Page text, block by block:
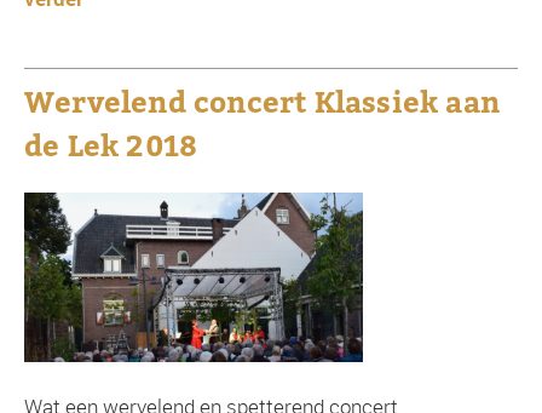
Wervelend concert Klassiek aan
de Lek 2018
Wat een wervelend en spetterend concert